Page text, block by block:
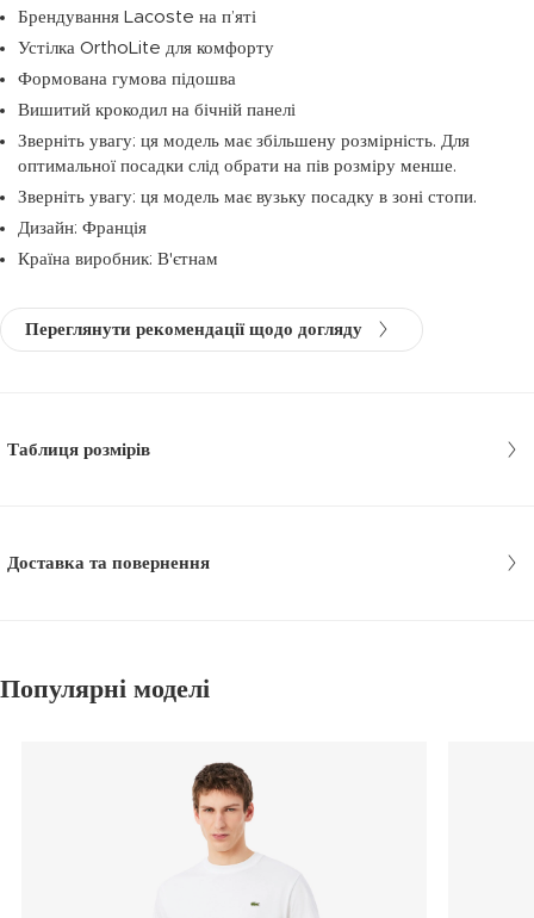
Брендування Lacoste на п’яті
Устілка OrthoLite для комфорту
Формована гумова підошва
Вишитий крокодил на бічній панелі
Зверніть увагу: ця модель має збільшену розмірність. Для
оптимальної посадки слід обрати на пів розміру менше.
Зверніть увагу: ця модель має вузьку посадку в зоні стопи.
Дизайн: Франція
Країна виробник: В'єтнам
Переглянути рекомендації щодо догляду
Таблиця розмірів
Доставка та повернення
Популярні моделі